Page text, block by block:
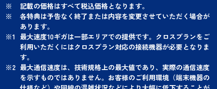
記載の価格はすべて税込価格となります。
各特典は予告なく終了または内容を変更させていただく場合が
あります。
最大速度10ギガは一部エリアでの提供です。クロスプランをご
利用いただくにはクロスプラン対応の接続機器が必要となりま
す。
最大通信速度は、技術規格上の最大値であり、実際の通信速度
を示すものではありません。お客様のご利用環境（端末機器の